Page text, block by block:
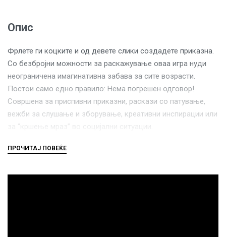
Опис
Фрлете ги коцките и од девете слики создадете приказна.
Со безбројни можности за раскажување оваа игра нуди
неограничена имагинативна забава за сите возрасти.
Постои само едно правило: Нема погрешен одговор!
Совршена за приспивни приказни, раскази со патување,
вежби за слушање и зборување, креативни инспирации или
за “кршење мраз” во социјални ситуации.
Here’s a game that’s enormous fun and will sharpen your wits
Rory O’Connor of Ireland, a trainer in creativity and creative